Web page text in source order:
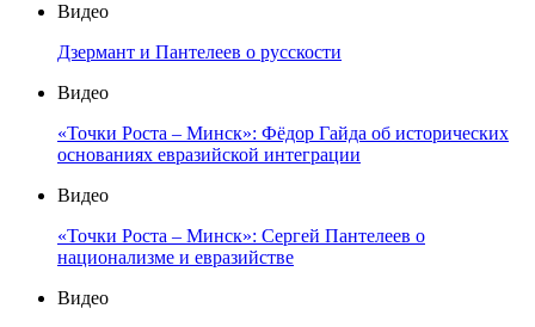
Видео
Дзермант и Пантелеев о русскости
Видео
«Точки Роста – Минск»: Фёдор Гайда об исторических
основаниях евразийской интеграции
Видео
«Точки Роста – Минск»: Сергей Пантелеев о
национализме и евразийстве
Видео